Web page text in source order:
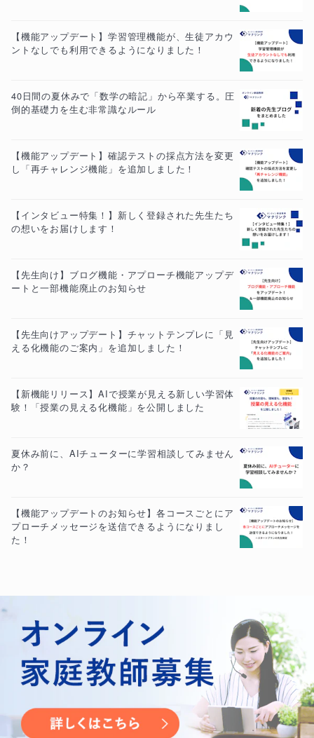
【機能アップデート】学習管理機能が、生徒アカウ
ントなしでも利用できるようになりました！
40日間の夏休みで「数学の暗記」から卒業する。圧
倒的基礎力を生む非常識なルール
【機能アップデート】確認テストの採点方法を変更
し「再チャレンジ機能」を追加しました！
【インタビュー特集！】新しく登録された先生たち
の想いをお届けします！
【先生向け】ブログ機能・アプローチ機能アップデ
ートと一部機能廃止のお知らせ
【先生向けアップデート】チャットテンプレに「見
える化機能のご案内」を追加しました！
【新機能リリース】AIで授業が見える新しい学習体
験！「授業の見える化機能」を公開しました
夏休み前に、AIチューターに学習相談してみません
か？
【機能アップデートのお知らせ】各コースごとにア
プローチメッセージを送信できるようになりまし
た！